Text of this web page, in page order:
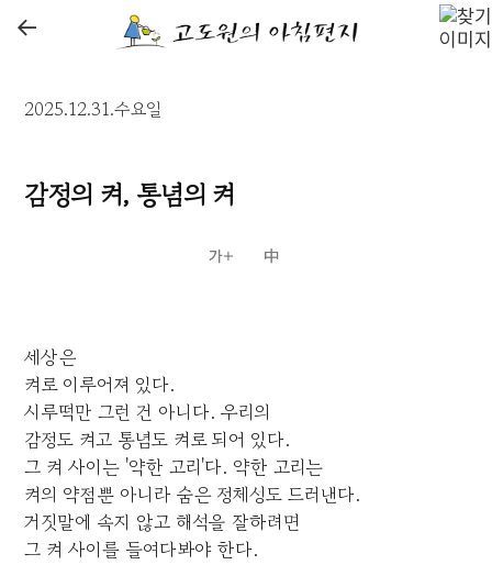
←
2025.12.31.수요일
감정의 켜, 통념의 켜
세상은
켜로 이루어져 있다.
시루떡만 그런 건 아니다. 우리의
감정도 켜고 통념도 켜로 되어 있다.
그 켜 사이는 '약한 고리'다. 약한 고리는
켜의 약점뿐 아니라 숨은 정체성도 드러낸다.
거짓말에 속지 않고 해석을 잘하려면
그 켜 사이를 들여다봐야 한다.